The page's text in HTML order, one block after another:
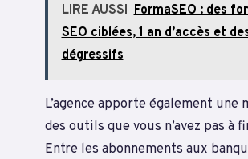
LIRE AUSSI FormaSEO : des
SEO ciblées, 1 an d’accès et
dégressifs
L’agence apporte également une
des outils que vous n’avez pas à
Entre les abonnements aux